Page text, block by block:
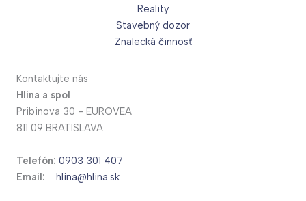
Reality
Stavebný dozor
Znalecká činnosť
Kontaktujte nás
Hlina a spol
Pribinova 30 - EUROVEA
811 09 BRATISLAVA
Telefón: 0903 301 407
Email:
hlina@hlina.sk